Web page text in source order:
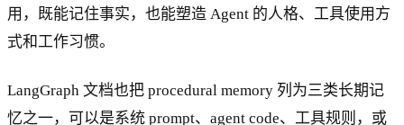
用，既能记住事实，也能塑造 Agent 的人格、工具使用方
式和工作习惯。
LangGraph 文档也把 procedural memory 列为三类长期记
忆之一，可以是系统 prompt、agent code、工具规则，或